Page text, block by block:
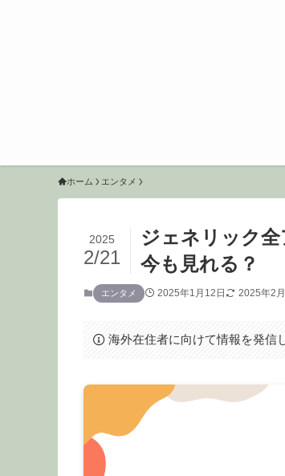
ホーム エンタメ
ジェネリック
今も見れる？
2025
2/21
エンタメ 2025年1月12日 2025年2
海外在住者に向けて情報を発信